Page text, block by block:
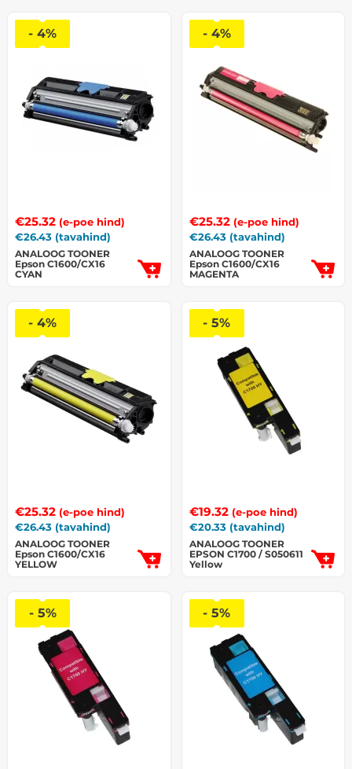
- 4%
€25.32 (e-poe hind)
€26.43 (tavahind)
ANALOOG TOONER
Epson C1600/CX16
CYAN
- 4%
€25.32 (e-poe hind)
€26.43 (tavahind)
ANALOOG TOONER
Epson C1600/CX16
MAGENTA
- 4%
€25.32 (e-poe hind)
€26.43 (tavahind)
ANALOOG TOONER
Epson C1600/CX16
YELLOW
- 5%
€19.32 (e-poe hind)
€20.33 (tavahind)
ANALOOG TOONER
EPSON C1700 / S050611
Yellow
- 5% - 5%